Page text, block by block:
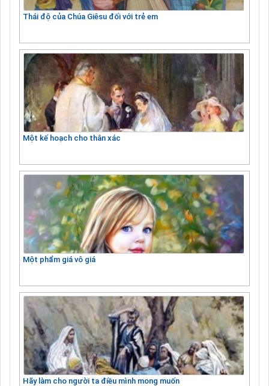
Thái độ của Chúa Giêsu đối với trẻ em
Một kế hoạch cho thân xác
Một phẩm giá vô giá
Hãy làm cho người ta điều mình mong muốn